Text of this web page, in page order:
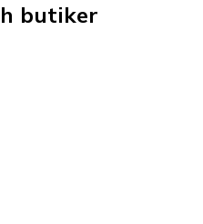
butiker